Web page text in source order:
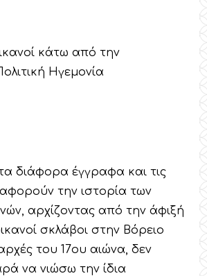
κάτω από την
Ηγεμονία
διάφορα έγγραφα και τις
την ιστορία των
αρχίζοντας από την άφιξή
σκλάβοι στην Βόρειο
του 17ου αιώνα, δεν
να νιώσω την ίδια